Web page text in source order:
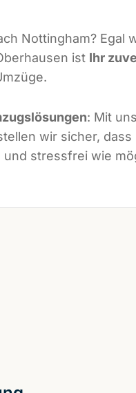
Nottingham? Egal
ist Ihr
: Mit
wir sicher, dass
stressfrei wie